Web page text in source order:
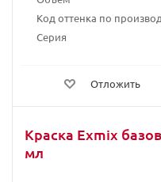
Код оттенка по
Серия
Отложить
Краска Exmix
мл